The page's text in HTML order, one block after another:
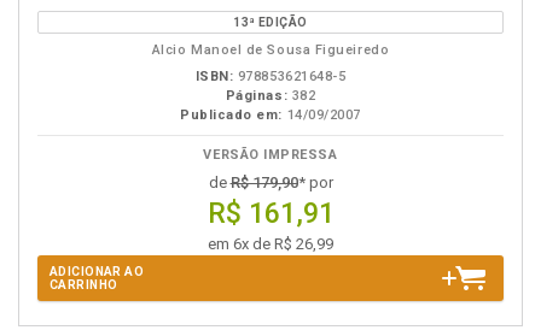
na
B.V.
13ª EDIÇÃO
Alcio Manoel de Sousa Figueiredo
ISBN: 978853621648-5
Páginas: 382
Publicado em: 14/09/2007
VERSÃO IMPRESSA
deR$ 179,90* por
R$ 161,91
em 6x de R$ 26,99
ADICIONAR AO
CARRINHO